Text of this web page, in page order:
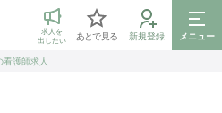
ッチング
求人を
出したい
あとで見る 新規登録
メニュー
護師求人